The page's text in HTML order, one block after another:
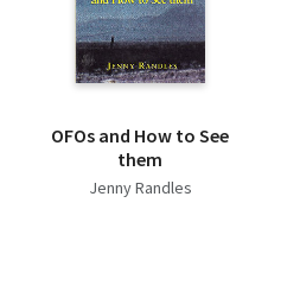
Történelem
Vallás
OFOs and How to See
them
Jenny Randles